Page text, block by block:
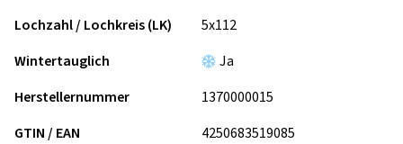
Lochzahl / Lochkreis (LK)
5x112
Wintertauglich
Ja
Herstellernummer
1370000015
GTIN / EAN
4250683519085